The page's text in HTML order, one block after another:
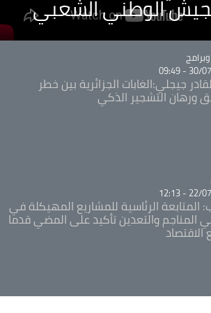
الوطني الشعبي
30/07/
جيجلي:الغابات الجزائرية بين خطر
ورهان التشجير الذكي
22/07/
المتابعة الرئاسية للمشاريع المهيكلة في
المناجم والتعدين تأكيد على المضي قدما
الاقتصاد